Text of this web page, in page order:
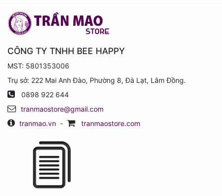
CÔNG TY TNHH BEE HAPPY
MST: 5801353006
Trụ sở: 222 Mai Anh Đào, Phường 8, Đà Lạt, Lâm Đồng.
0898 922 644
tranmaostore@gmail.com
tranmao.vn - tranmaostore.com